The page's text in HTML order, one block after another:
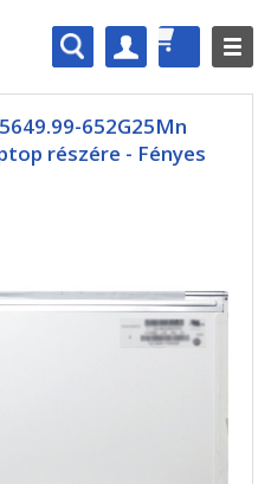
652G25Mn
részére - Fényes